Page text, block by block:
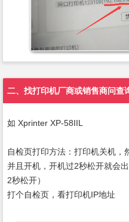
二、找打印机厂商或销售商问查
如 Xprinter XP-58IIL
自检页打印方法：打印机关机，
并且开机，开机过2秒松开就会
2秒松开）
打个自检页，看打印机IP地址